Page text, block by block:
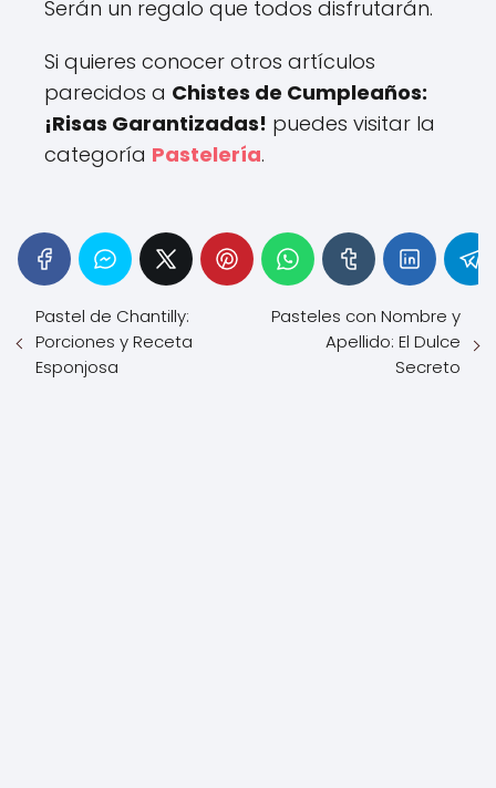
Serán un regalo que todos disfrutarán.
Si quieres conocer otros artículos
parecidos a Chistes de Cumpleaños:
¡Risas Garantizadas! puedes visitar la
categoría Pastelería.
Pastel de Chantilly:
Porciones y Receta
Esponjosa
Pasteles con Nombre y
Apellido: El Dulce
Secreto